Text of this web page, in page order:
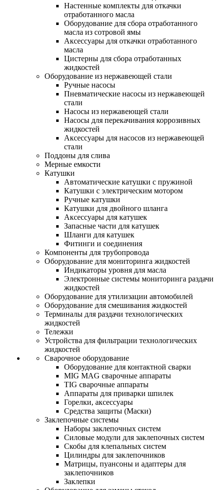
Настенные комплекты для откачки
отработанного масла
Оборудование для сбора отработанного
масла из сотровой ямы
Аксессуары для откачки отработанного
масла
Цистерны для сбора отработанных
жидкостей
Оборудование из нержавеющей стали
Ручные насосы
Пневматические насосы из нержавеющей
стали
Насосы из нержавеющей стали
Насосы для перекачивания коррозивных
жидкостей
Аксессуары для насосов из нержавеющей
стали
Поддоны для слива
Мерные емкости
Катушки
Автоматические катушки с пружиной
Катушки с электрическим мотором
Ручные катушки
Катушки для двойного шланга
Аксессуары для катушек
Запасные части для катушек
Шланги для катушек
Фитинги и соединения
Компоненты для трубопровода
Оборудование для мониторинга жидкостей
Индикаторы уровня для масла
Электронные системы мониторинга раздачи
жидкостей
Оборудование для утилизации автомобилей
Оборудование для смешивания жидкостей
Терминалы для раздачи технологических
жидкостей
Тележки
Устройства для фильтрации технологических
жидкостей
Сварочное оборудование
Оборудование для контактной сварки
MIG MAG сварочные аппараты
TIG сварочные аппараты
Аппараты для приварки шпилек
Горелки, аксессуары
Средства защиты (Маски)
Заклепочные системы
Наборы заклепочных систем
Силовые модули для заклепочных систем
Скобы для клепальных систем
Цилиндры для заклепочников
Матрицы, пуансоны и адаптеры для
заклепочников
Заклепки